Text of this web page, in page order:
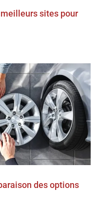
sites pour
des options